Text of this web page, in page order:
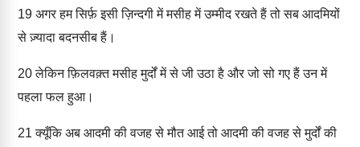
19 अगर हम सिर्फ़ इसी ज़िन्दगी में मसीह में उम्मीद रखते हैं तो सब आदमियों
से ज़्यादा बदनसीब हैं।
20लेकिन फ़िलवक़्त मसीह मुर्दों में से जी उठा है और जो सो गए हैं उन में
पहला फल हुआ।
21 क्यूँकि अब आदमी की वजह से मौत आई तो आदमी की वजह से मुर्दों की